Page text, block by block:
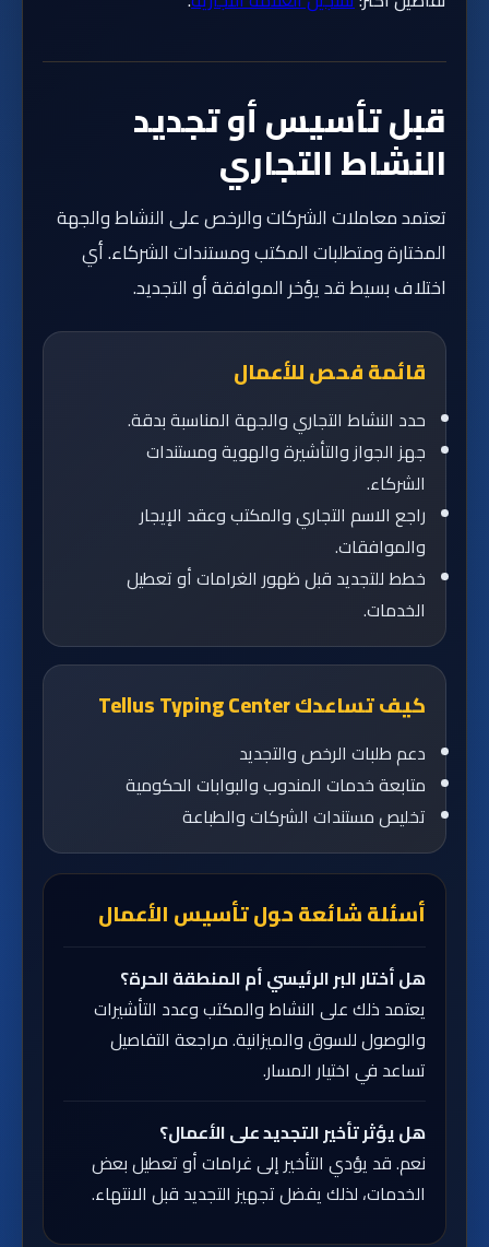
قبل تأسيس أو تجديد
النشاط التجاري
تعتمد معاملات الشركات والرخص على النشاط والجهة
المختارة ومتطلبات المكتب ومستندات الشركاء. أي
اختلاف بسيط قد يؤخر الموافقة أو التجديد.
قائمة فحص للأعمال
حدد النشاط التجاري والجهة المناسبة بدقة.
جهز الجواز والتأشيرة والهوية ومستندات
الشركاء.
راجع الاسم التجاري والمكتب وعقد الإيجار
والموافقات.
خطط للتجديد قبل ظهور الغرامات أو تعطيل
الخدمات.
كيف تساعدك Tellus Typing Center
دعم طلبات الرخص والتجديد
متابعة خدمات المندوب والبوابات الحكومية
تخليص مستندات الشركات والطباعة
أسئلة شائعة حول تأسيس الأعمال
هل أختار البر الرئيسي أم المنطقة الحرة؟
يعتمد ذلك على النشاط والمكتب وعدد التأشيرات
والوصول للسوق والميزانية. مراجعة التفاصيل
تساعد في اختيار المسار.
هل يؤثر تأخير التجديد على الأعمال؟
نعم. قد يؤدي التأخير إلى غرامات أو تعطيل بعض
الخدمات، لذلك يفضل تجهيز التجديد قبل الانتهاء.